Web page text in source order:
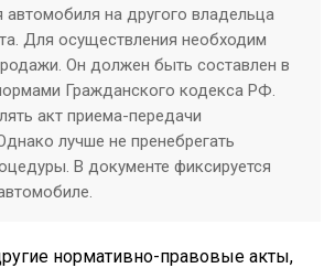
на другого владельца
Для осуществления необходим
Он должен быть составлен в
Гражданского кодекса РФ.
акт приема-передачи
лучше не пренебрегать
В документе фиксируется
нормативно-правовые акты,